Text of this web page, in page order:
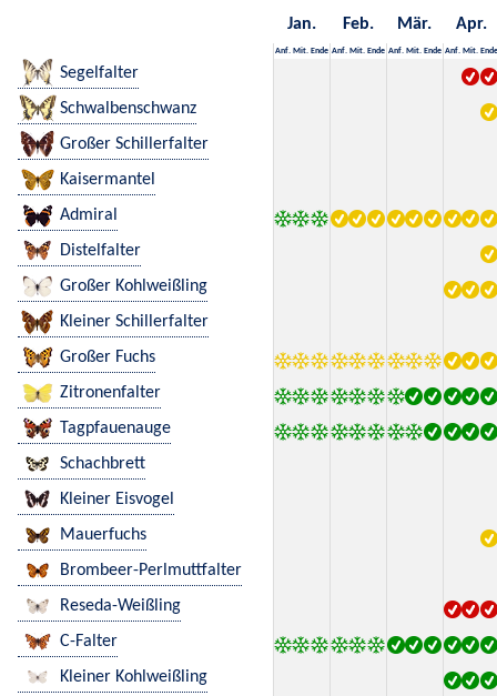
Jan. Feb. Mär. Apr.
Anf. Mit. Ende Anf. Mit. Ende Anf. Mit. Ende Anf. Mit. Ende
Segelfalter
Schwalbenschwanz
Großer Schillerfalter
Kaisermantel
Admiral
Distelfalter
Großer Kohlweißling
Kleiner Schillerfalter
Großer Fuchs
Zitronenfalter
Tagpfauenauge
Schachbrett
Kleiner Eisvogel
Mauerfuchs
Brombeer-Perlmuttfalter
Reseda-Weißling
C-Falter
Kleiner Kohlweißling